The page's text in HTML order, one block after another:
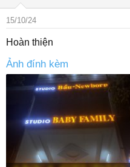
15/10/24
Hoàn thiện
Ảnh đính kèm